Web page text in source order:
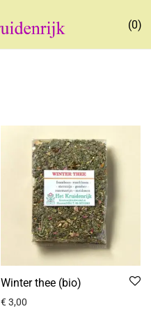
0
Winter thee (bio)
€3,00